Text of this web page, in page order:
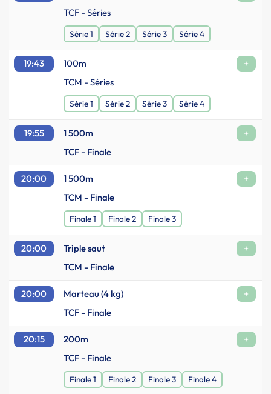
TCF - Séries
Série 1 Série 2 Série 3 Série 4
19:43 100m
+
TCM - Séries
Série 1 Série 2 Série 3 Série 4
19:55 1 500m
+
TCF - Finale
20:00 1 500m
+
TCM - Finale
Finale 1 Finale 2 Finale 3
20:00 Triple saut
+
TCM - Finale
20:00 Marteau (4 kg)
+
TCF - Finale
20:15 200m
+
TCF - Finale
Finale 1 Finale 2 Finale 3 Finale 4